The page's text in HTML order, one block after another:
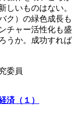
しいものはない。
ク）の緑色成長も
チャー活性化も盛
うか。成功すれば
委員
済（１）